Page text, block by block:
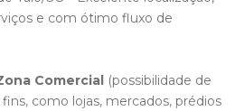
e com ótimo fluxo de
Comercial (possibilidade de
como lojas, mercados, prédios